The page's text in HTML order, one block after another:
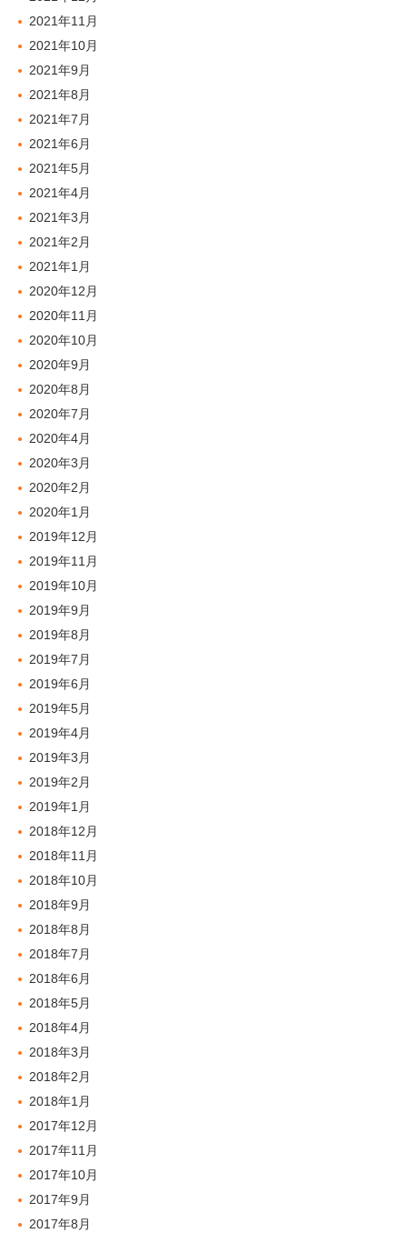
2021年11月
2021年10月
2021年9月
2021年8月
2021年7月
2021年6月
2021年5月
2021年4月
2021年3月
2021年2月
2021年1月
2020年12月
2020年11月
2020年10月
2020年9月
2020年8月
2020年7月
2020年4月
2020年3月
2020年2月
2020年1月
2019年12月
2019年11月
2019年10月
2019年9月
2019年8月
2019年7月
2019年6月
2019年5月
2019年4月
2019年3月
2019年2月
2019年1月
2018年12月
2018年11月
2018年10月
2018年9月
2018年8月
2018年7月
2018年6月
2018年5月
2018年4月
2018年3月
2018年2月
2018年1月
2017年12月
2017年11月
2017年10月
2017年9月
2017年8月